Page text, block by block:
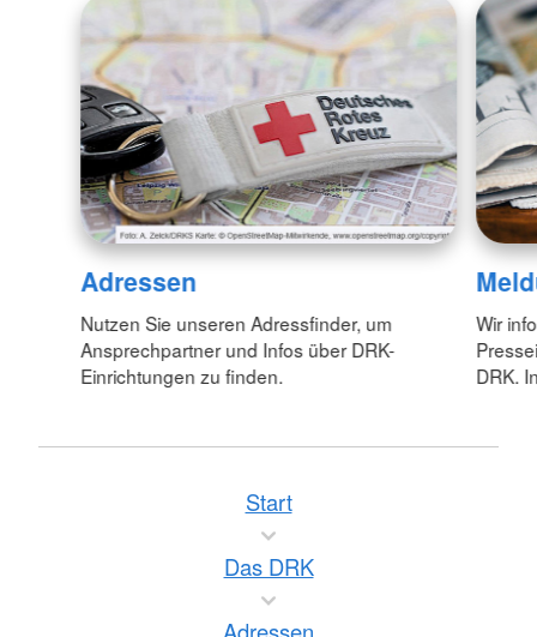
Adressen
Nutzen Sie unseren Adressfinder, um
Ansprechpartner und Infos über DRK-
Einrichtungen zu finden.
Wir
DRK.
Start
Das DRK